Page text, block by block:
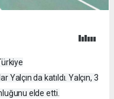
Yalçın da katıldı. Yalçın, 3
elde etti.